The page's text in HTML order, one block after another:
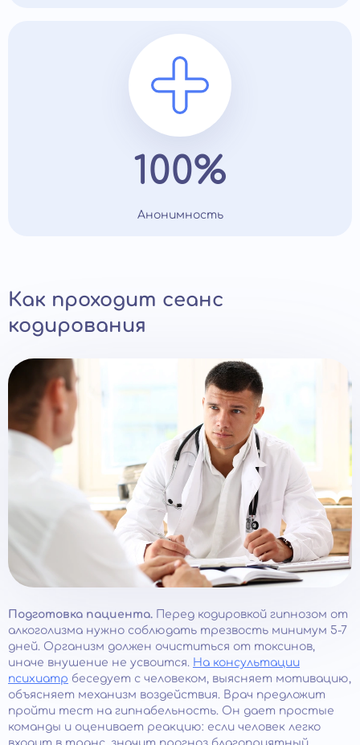
100%
Анонимность
Как проходит сеанс
кодирования
Подготовка пациента. Перед кодировкой гипнозом от
алкоголизма нужно соблюдать трезвость минимум 5-7
дней. Организм должен очиститься от токсинов,
иначе внушение не усвоится. На консультации
психиатр беседует с человеком, выясняет мотивацию,
объясняет механизм воздействия. Врач предложит
пройти тест на гипнабельность. Он дает простые
команды и оценивает реакцию: если человек легко